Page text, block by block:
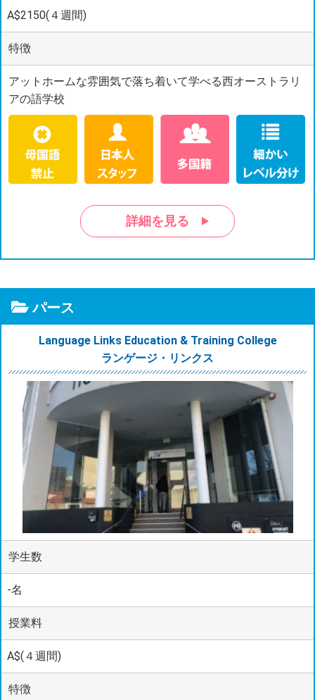
A$2150(４週間)
特徴
アットホームな雰囲気で落ち着いて学べる西オーストラリ
アの語学校
詳細を見る
パース
Language Links Education & Training College
ランゲージ・リンクス
学生数
-名
授業料
A$(４週間)
特徴